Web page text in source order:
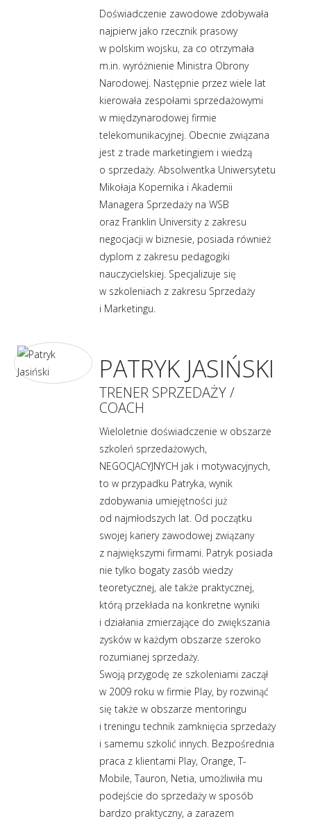
Doświadczenie zawodowe zdobywała
najpierw jako rzecznik prasowy
w polskim wojsku, za co otrzymała
m.in. wyróżnienie Ministra Obrony
Narodowej. Następnie przez wiele lat
kierowała zespołami sprzedażowymi
w międzynarodowej firmie
telekomunikacyjnej. Obecnie związana
jest z trade marketingiem i wiedzą
o sprzedaży. Absolwentka Uniwersytetu
Mikołaja Kopernika i Akademii
Managera Sprzedaży na WSB
oraz Franklin University z zakresu
negocjacji w biznesie, posiada również
dyplom z zakresu pedagogiki
nauczycielskiej. Specjalizuje się
w szkoleniach z zakresu Sprzedaży
i Marketingu.
PATRYK JASIŃSKI
TRENER SPRZEDAŻY /
COACH
Wieloletnie doświadczenie w obszarze
szkoleń sprzedażowych,
NEGOCJACYJNYCH jak i motywacyjnych,
to w przypadku Patryka, wynik
zdobywania umiejętności już
od najmłodszych lat. Od początku
swojej kariery zawodowej związany
z największymi firmami. Patryk posiada
nie tylko bogaty zasób wiedzy
teoretycznej, ale także praktycznej,
którą przekłada na konkretne wyniki
i działania zmierzające do zwiększania
zysków w każdym obszarze szeroko
rozumianej sprzedaży.
Swoją przygodę ze szkoleniami zaczął
w 2009 roku w firmie Play, by rozwinąć
się także w obszarze mentoringu
i treningu technik zamknięcia sprzedaży
i samemu szkolić innych. Bezpośrednia
praca z klientami Play, Orange, T-
Mobile, Tauron, Netia, umożliwiła mu
podejście do sprzedaży w sposób
bardzo praktyczny, a zarazem